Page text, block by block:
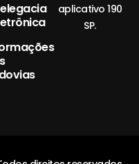
aplicativo 190
SP.